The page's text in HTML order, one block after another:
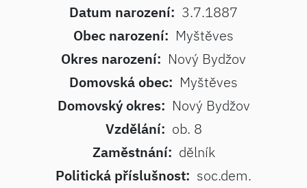
Datum narození: 3.7.1887
Obec narození: Myštěves
Okres narození: Nový Bydžov
Domovská obec: Myštěves
Domovský okres: Nový Bydžov
Vzdělání: ob. 8
Zaměstnání: dělník
Politická příslušnost: soc.dem.